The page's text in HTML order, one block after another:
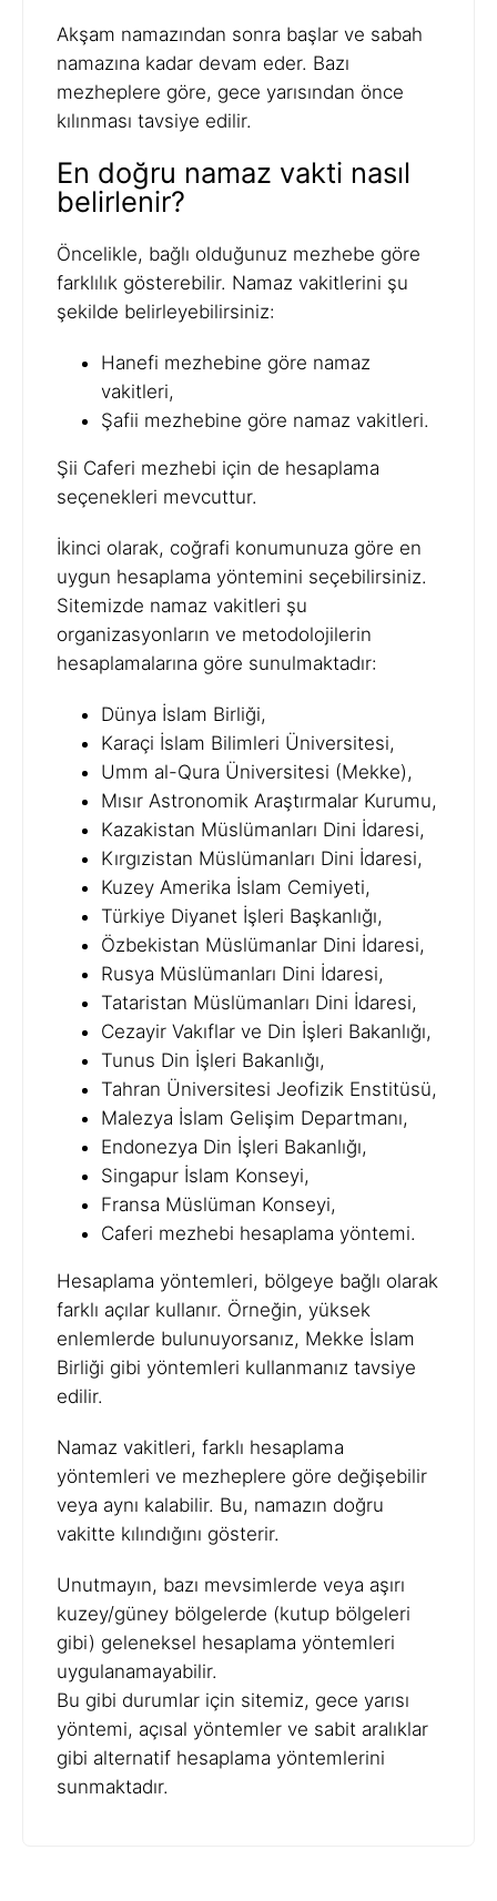
Akşam namazından sonra başlar ve sabah
namazına kadar devam eder. Bazı
mezheplere göre, gece yarısından önce
kılınması tavsiye edilir.
En doğru namaz vakti nasıl
belirlenir?
Öncelikle, bağlı olduğunuz mezhebe göre
farklılık gösterebilir. Namaz vakitlerini şu
şekilde belirleyebilirsiniz:
Hanefi mezhebine göre namaz
vakitleri,
Şafii mezhebine göre namaz vakitleri.
Şii Caferi mezhebi için de hesaplama
seçenekleri mevcuttur.
İkinci olarak, coğrafi konumunuza göre en
uygun hesaplama yöntemini seçebilirsiniz.
Sitemizde namaz vakitleri şu
organizasyonların ve metodolojilerin
hesaplamalarına göre sunulmaktadır:
Dünya İslam Birliği,
Karaçi İslam Bilimleri Üniversitesi,
Umm al-Qura Üniversitesi (Mekke),
Mısır Astronomik Araştırmalar Kurumu,
Kazakistan Müslümanları Dini İdaresi,
Kırgızistan Müslümanları Dini İdaresi,
Kuzey Amerika İslam Cemiyeti,
Türkiye Diyanet İşleri Başkanlığı,
Özbekistan Müslümanlar Dini İdaresi,
Rusya Müslümanları Dini İdaresi,
Tataristan Müslümanları Dini İdaresi,
Cezayir Vakıflar ve Din İşleri Bakanlığı,
Tunus Din İşleri Bakanlığı,
Tahran Üniversitesi Jeofizik Enstitüsü,
Malezya İslam Gelişim Departmanı,
Endonezya Din İşleri Bakanlığı,
Singapur İslam Konseyi,
Fransa Müslüman Konseyi,
Caferi mezhebi hesaplama yöntemi.
Hesaplama yöntemleri, bölgeye bağlı olarak
farklı açılar kullanır. Örneğin, yüksek
enlemlerde bulunuyorsanız, Mekke İslam
Birliği gibi yöntemleri kullanmanız tavsiye
edilir.
Namaz vakitleri, farklı hesaplama
yöntemleri ve mezheplere göre değişebilir
veya aynı kalabilir. Bu, namazın doğru
vakitte kılındığını gösterir.
Unutmayın, bazı mevsimlerde veya aşırı
kuzey/güney bölgelerde (kutup bölgeleri
gibi) geleneksel hesaplama yöntemleri
uygulanamayabilir.
Bu gibi durumlar için sitemiz, gece yarısı
yöntemi, açısal yöntemler ve sabit aralıklar
gibi alternatif hesaplama yöntemlerini
sunmaktadır.